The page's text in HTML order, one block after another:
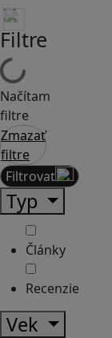
Filtre
Načítam
filtre
Zmazať
filtre
Filtrovať
Typ
Články
Recenzie
Vek